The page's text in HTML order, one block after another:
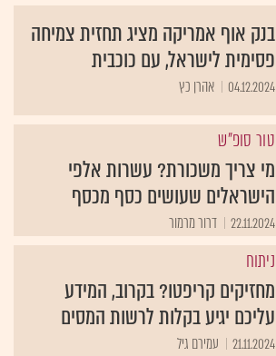
בנק אוף אמריקה מציג תחזית צמיחה
פסימית לישראל, עם כוכבית
04.12.2024 אהרן כץ
טור סופ"ש
מי צריך משכורת? עשרות אלפי
הישראלים שעושים כסף מכסף
22.11.2024 דרור מרמור
ניתוח
מחזיקים קריפטו? בקרוב, המידע
עליכם יגיע בקלות לרשות המסים
21.11.2024 עמירם גיל